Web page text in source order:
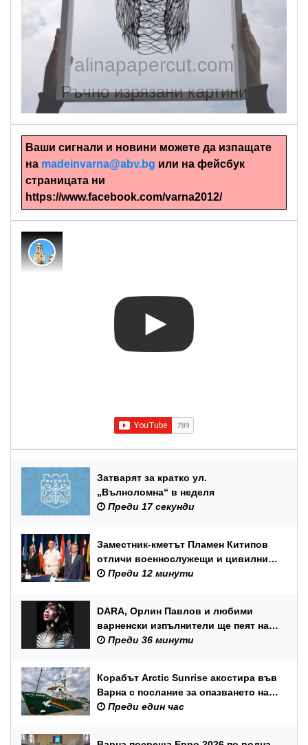
alinapapercut.com
Ръчно изрязани картини
Ваши сигнали и новини можете да изпащате
на madeinvarna@abv.bg или на фейсбук
страницата ни
https://www.facebook.com/varna2012/
Затварят за кратко ул.
„Вълноломна“ в неделя
Преди 17 секунди
Заместник-кметът Пламен Китипов
отличи военнослужещи и цивилни
служители по повод Празника на
Преди 12 минути
DARA, Орлин Павлов и любими
варненски изпълнители ще пеят на
празника на Варна
Преди 36 минути
Корабът Arctic Sunrise акостира във
Варна с послание за опазването на
Черно море
Преди един час